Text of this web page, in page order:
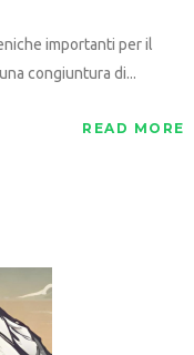
importanti per il
congiuntura di...
READ MORE